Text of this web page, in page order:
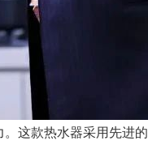
这款热水器采用先进